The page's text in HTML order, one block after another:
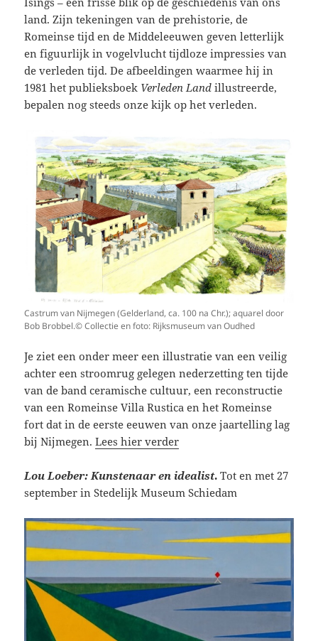
land. Zijn tekeningen van de prehistorie, de
Romeinse tijd en de Middeleeuwen geven letterlijk
en figuurlijk in vogelvlucht tijdloze impressies van
de verleden tijd. De afbeeldingen waarmee hij in
1981 het publieksboek Verleden Land illustreerde,
bepalen nog steeds onze kijk op het verleden.
Castrum van Nijmegen (Gelderland, ca. 100 na Chr.); aquarel door
Bob Brobbel.© Collectie en foto: Rijksmuseum van Oudhed
Je ziet een onder meer een illustratie van een veilig
achter een stroomrug gelegen nederzetting ten tijde
van de band ceramische cultuur, een reconstructie
van een Romeinse Villa Rustica en het Romeinse
fort dat in de eerste eeuwen van onze jaartelling lag
bij Nijmegen.Lees hier verder
Lou Loeber: Kunstenaar en idealist.Tot en met 27
september in Stedelijk Museum Schiedam